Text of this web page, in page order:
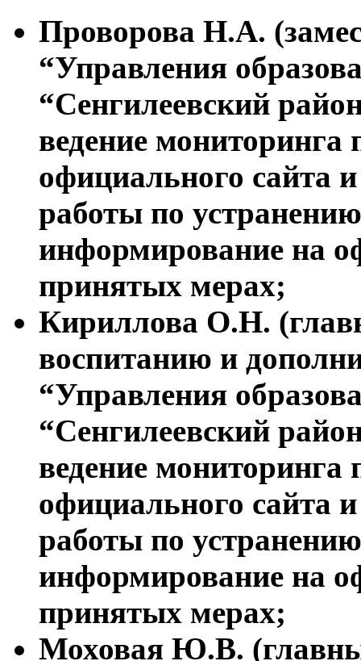
Проворова Н.А.
“Управления
“Сенгилеевский
ведение
официального сайта
работы по
информирование на
принятых мерах;
Кириллова О.Н.
воспитанию и
“Управления
“Сенгилеевский
ведение
официального сайта
работы по
информирование на
принятых мерах;
Моховая Ю.В.